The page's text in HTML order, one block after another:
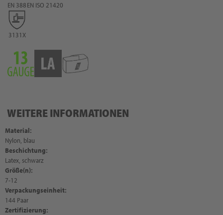
EN 388
3131X
EN ISO 21420
WEITERE INFORMATIONEN
Material:
Nylon, blau
Beschichtung:
Latex, schwarz
Größe(n):
7-12
Verpackungseinheit:
144 Paar
Zertifizierung: